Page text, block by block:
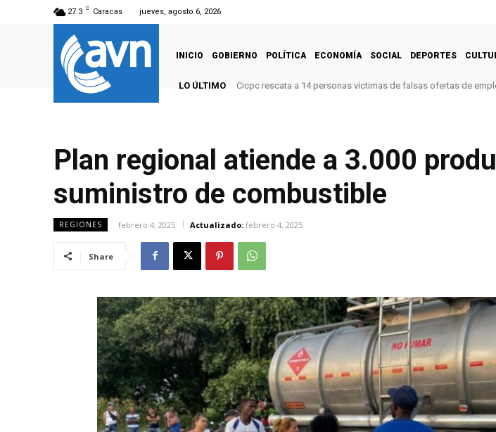
27.3 C Caracas jueves, agosto 6, 2026
INICIO GOBIERNO POLÍTICA ECONOMÍA SOCIAL DEPORTES
LO ÚLTIMO Cicpc rescata a 14 personas víctimas de falsas ofertas de
Plan regional atiende a 3.000
suministro de combustible
REGIONES febrero 4, 2025 Actualizado: febrero 4, 2025
Share